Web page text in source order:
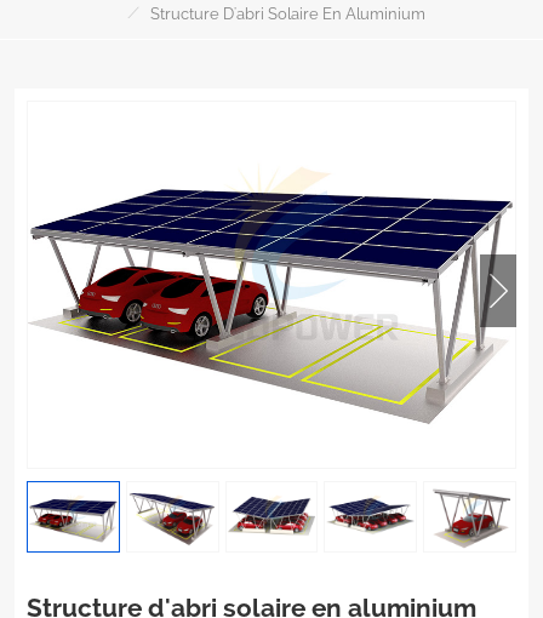
/
Structure D'abri Solaire En Aluminium
Structure d'abri solaire en aluminium